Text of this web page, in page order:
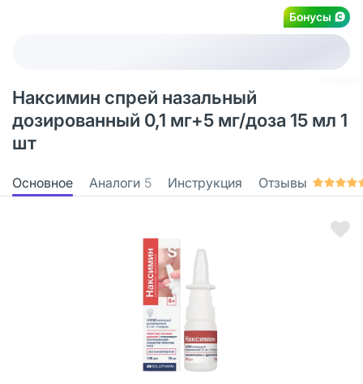
Бонусы
Наксимин спрей назальный
дозированный 0,1 мг+5 мг/доза 15 мл 1
шт
Основное Аналоги 5 Инструкция Отзывы